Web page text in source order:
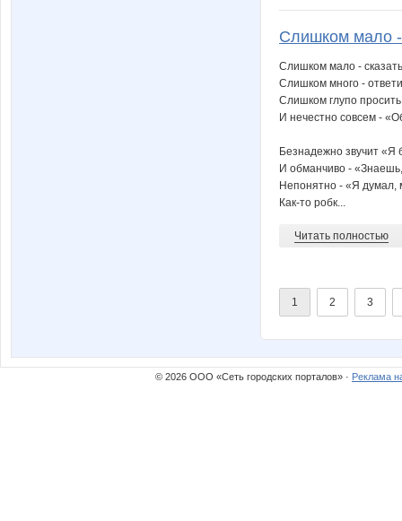
Слишком мало -
Слишком мало -
Слишком много -
Слишком глупо
И нечестно совсем -
Безнадежно звучит
И обманчиво -
Непонятно - «Я
Как-то робк...
Читать полностью
1 2 3
© 2026 ООО «Сеть городских порталов» · Реклама